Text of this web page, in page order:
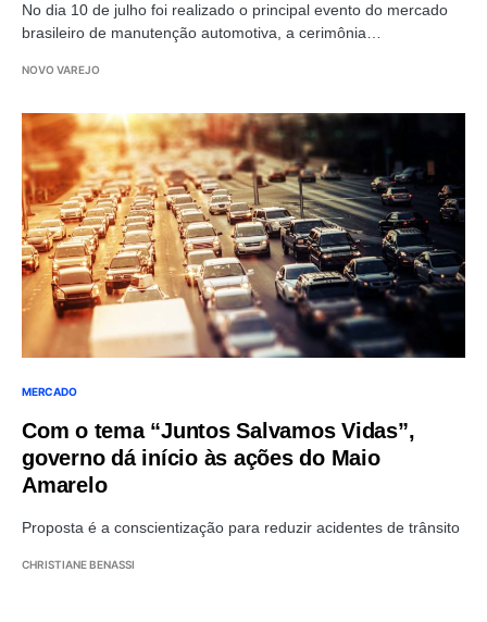
No dia 10 de julho foi realizado o principal evento do mercado
brasileiro de manutenção automotiva, a cerimônia…
NOVO VAREJO
MERCADO
Com o tema “Juntos Salvamos Vidas”,
governo dá início às ações do Maio
Amarelo
Proposta é a conscientização para reduzir acidentes de trânsito
CHRISTIANE BENASSI